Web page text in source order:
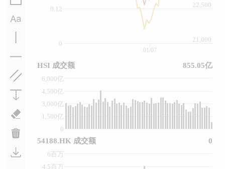
0
0.12
22,500
21,000
0
1,500亿
3,000亿
4,500亿
6,000亿
4.5百万
6百万
01/07
HSI 成交额 855.05亿
54188.HK 成交额 0